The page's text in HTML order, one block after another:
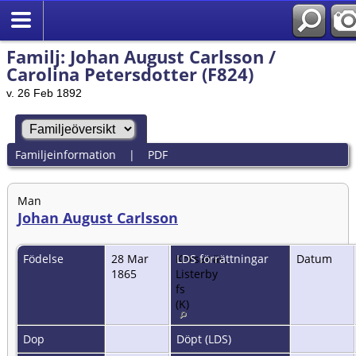
Familj: Johan August Carlsson /
Carolina Petersdotter (F824)
v. 26 Feb 1892
Familjeinformation | PDF
Man
Johan August Carlsson
Födelse
28 Mar
1865
Korsanäs,
Listerby
fs
(K)
LDS förrättningar Datum
Dop
Döpt (LDS)